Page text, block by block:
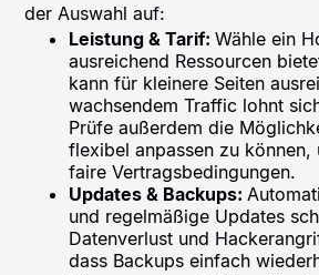
der Auswahl auf:
Leistung & Tarif:Wähle ein
ausreichend Ressourcen
kann für kleinere Seiten
wachsendem Traffic lohnt
Prüfe außerdem die
flexibel anpassen zu können,
faire Vertragsbedingungen.
Updates & Backups:
und regelmäßige Updates
Datenverlust und
dass Backups einfach